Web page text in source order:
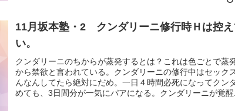
11月坂本塾・2 クンダリーニ修行時Ｈは控え
い。
クンダリーニのちからが蒸発するとは？これは色ごとで蒸
から禁欲と言われている。クンダリーニの修行中はセック
んなんしてたら絶対にだめ。一日４時間必死になってクン
めても、3日間分が一気にパアになる。クンダリーニが覚醒